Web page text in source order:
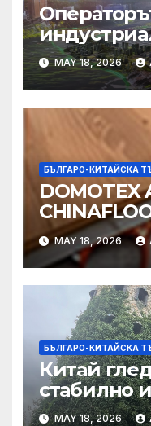
Shui Kiu
фирмите
MAY 18, 2026
БЪЛГАРО-КИТАЙСКА
DOMOTEX
MAY 18, 2026
БЪЛГАРО-КИТАЙСКА
Китай
стабилно
MAY 18, 2026